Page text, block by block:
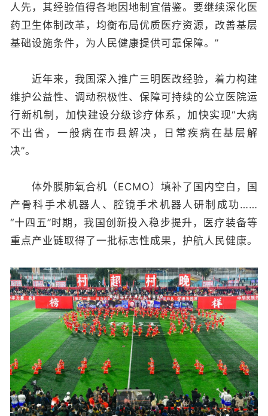
人先，其经验值得各地因地制宜借鉴。要继续深化医
药卫生体制改革，均衡布局优质医疗资源，改善基层
基础设施条件，为人民健康提供可靠保障。”
近年来，我国深入推广三明医改经验，着力构建
维护公益性、调动积极性、保障可持续的公立医院运
行新机制，加快建设分级诊疗体系，加快实现“大病
不出省，一般病在市县解决，日常疾病在基层解
决”。
体外膜肺氧合机（ECMO）填补了国内空白，国
产骨科手术机器人、腔镜手术机器人研制成功……
“十四五”时期，我国创新投入稳步提升，医疗装备等
重点产业链取得了一批标志性成果，护航人民健康。